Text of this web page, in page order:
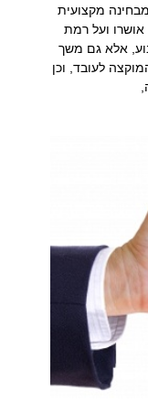
מבחינה מקצועית
ועל רמת
אלא גם משך
לעובד, וכן